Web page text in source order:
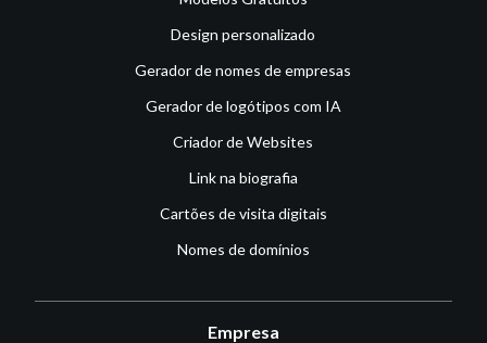
Design personalizado
Gerador de nomes de empresas
Gerador de logótipos com IA
Criador de Websites
Link na biografia
Cartões de visita digitais
Nomes de domínios
Empresa